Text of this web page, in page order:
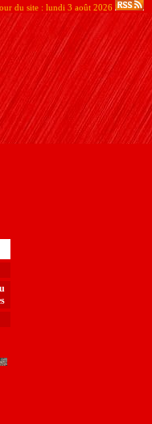
du site : lundi 3 août 2026